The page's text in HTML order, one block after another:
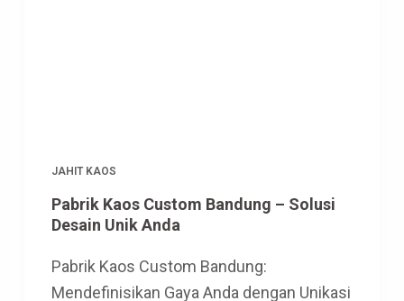
JAHIT KAOS
Pabrik Kaos Custom Bandung – Solusi
Desain Unik Anda
Pabrik Kaos Custom Bandung:
Mendefinisikan Gaya Anda dengan Unikasi